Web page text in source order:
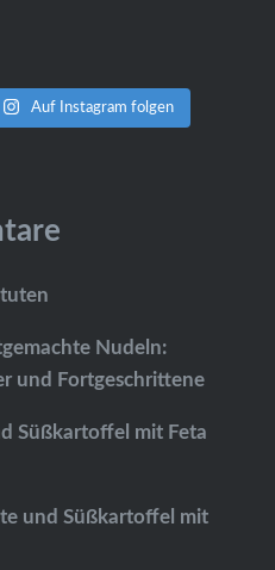
Auf Instagram folgen
Nudeln:
und Fortgeschrittene
Süßkartoffel mit Feta
und Süßkartoffel mit